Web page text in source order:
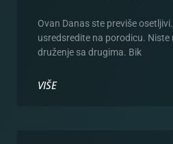
Ovan Danas ste previše
usredsredite na porodicu. Niste
druženje sa drugima. Bik
VIŠE